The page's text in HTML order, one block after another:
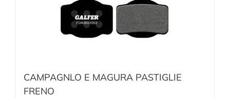
CAMPAGNLO E MAGURA PASTIGLIE
FRENO